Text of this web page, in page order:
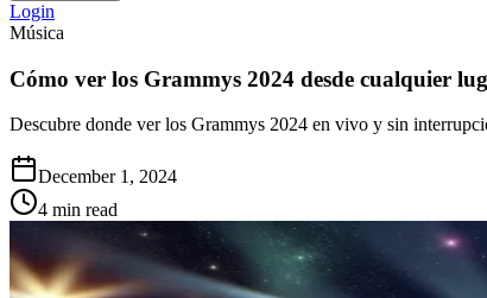
Login
Música
Cómo ver los Grammys 2024 desde cualquier
Descubre donde ver los Grammys 2024 en vivo y sin
December 1, 2024
4 min read